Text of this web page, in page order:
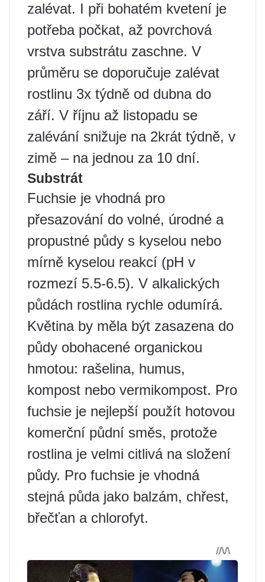
zalévat. I při bohatém kvetení je
potřeba počkat, až povrchová
vrstva substrátu zaschne. V
průměru se doporučuje zalévat
rostlinu 3x týdně od dubna do
září. V říjnu až listopadu se
zalévání snižuje na 2krát týdně, v
zimě – na jednou za 10 dní.
Substrát
Fuchsie je vhodná pro
přesazování do volné, úrodné a
propustné půdy s kyselou nebo
mírně kyselou reakcí (pH v
rozmezí 5.5-6.5). V alkalických
půdách rostlina rychle odumírá.
Květina by měla být zasazena do
půdy obohacené organickou
hmotou: rašelina, humus,
kompost nebo vermikompost. Pro
fuchsie je nejlepší použít hotovou
komerční půdní směs, protože
rostlina je velmi citlivá na složení
půdy. Pro fuchsie je vhodná
stejná půda jako balzám, chřest,
břečťan a chlorofyt.